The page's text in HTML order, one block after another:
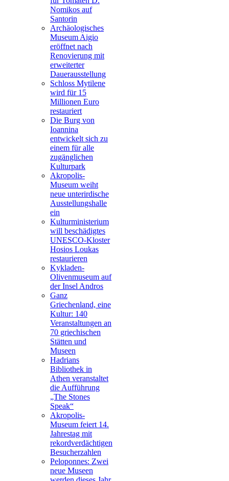
Nomikos auf
Santorin
Archäologisches
Museum Aigio
eröffnet nach
Renovierung mit
erweiterter
Dauerausstellung
Schloss Mytilene
wird für 15
Millionen Euro
restauriert
Die Burg von
Ioannina
entwickelt sich zu
einem für alle
zugänglichen
Kulturpark
Akropolis-
Museum weiht
neue unterirdische
Ausstellungshalle
ein
Kulturministerium
will beschädigtes
UNESCO-Kloster
Hosios Loukas
restaurieren
Kykladen-
Olivenmuseum auf
der Insel Andros
Ganz
Griechenland, eine
Kultur: 140
Veranstaltungen an
70 griechischen
Stätten und
Museen
Hadrians
Bibliothek in
Athen veranstaltet
die Aufführung
„The Stones
Speak“
Akropolis-
Museum feiert 14.
Jahrestag mit
rekordverdächtigen
Besucherzahlen
Peloponnes: Zwei
neue Museen